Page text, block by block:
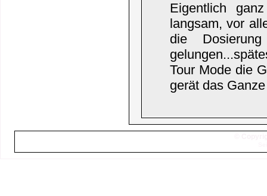
Eigentlich
langsam, vor
die
Tour Mode die
gerät das